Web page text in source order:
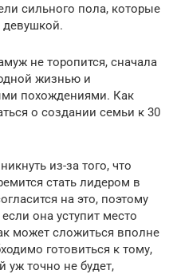
сильного пола, которые
девушкой.
не торопится, сначала
жизнью и
похождениями. Как
о создании семьи к 30
из-за того, что
стать лидером в
на это, поэтому
она уступит место
может сложиться вполне
готовиться к тому,
уж точно не будет,